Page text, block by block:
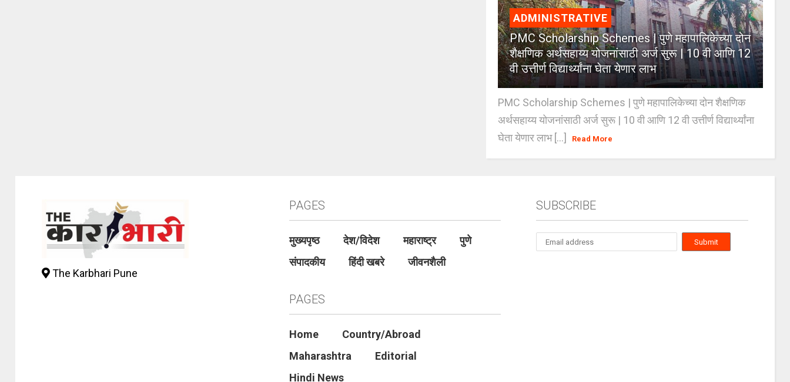
ADMINISTRATIVE
PMC Scholarship Schemes | पुणे महापालिकेच्या दोन
शैक्षणिक अर्थसहाय्य योजनांसाठी अर्ज सुरू | 10 वी आणि 12
वी उत्तीर्ण विद्यार्थ्यांना घेता येणार लाभ
PMC Scholarship Schemes | पुणे महापालिकेच्या दोन शैक्षणिक
अर्थसहाय्य योजनांसाठी अर्ज सुरू | 10 वी आणि 12 वी उत्तीर्ण विद्यार्थ्यांना
घेता येणार लाभ [...]
Read More
The Karbhari Pune
PAGES
मुख्यपृष्ठ देश/विदेश महाराष्ट्र
पुणे
संपादकीय
हिंदी खबरे जीवनशैली
PAGES
Home
Country/Abroad
Maharashtra
Editorial
Hindi News
SUBSCRIBE